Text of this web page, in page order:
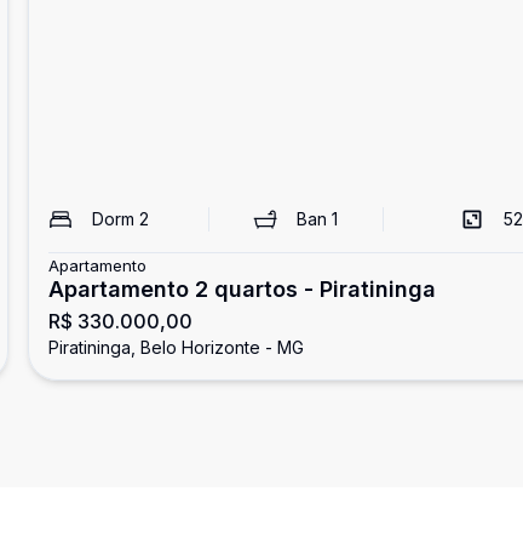
Dorm 2 Ban1 52
Apartamento
Apartamento 2 quartos - Piratininga
R$ 330.000,00
Piratininga, Belo Horizonte - MG